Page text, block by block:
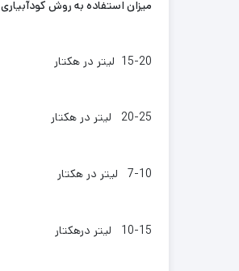
میزان استفاده به روش کودآبیاری
15-20 لیتر در هکتار
20-25 لیتر در هکتار
7-10 لیتر در هکتار
10-15 لیتر درهکتار